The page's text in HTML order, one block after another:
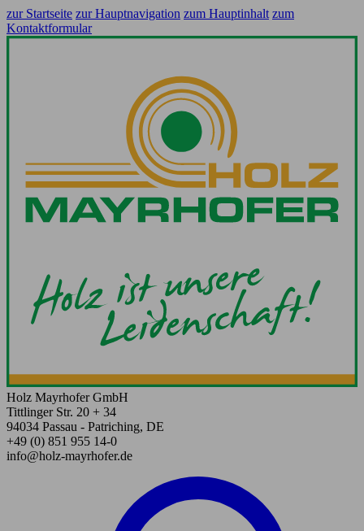
zur Startseite zur Hauptnavigation zum Hauptinhalt zum
Kontaktformular
Holz Mayrhofer GmbH
Tittlinger Str. 20 + 34
94034 Passau - Patriching, DE
+49 (0) 851 955 14-0
info@holz-mayrhofer.de